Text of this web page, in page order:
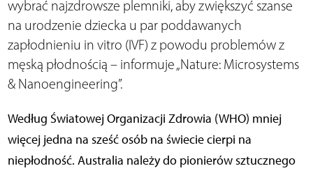
wybrać najzdrowsze plemniki, aby zwiększyć szanse
na urodzenie dziecka u par poddawanych
zapłodnieniu in vitro (IVF) z powodu problemów z
męską płodnością – informuje „Nature: Microsystems
& Nanoengineering”.
Według Światowej Organizacji Zdrowia (WHO) mniej
więcej jedna na sześć osób na świecie cierpi na
niepłodność. Australia należy do pionierów sztucznego